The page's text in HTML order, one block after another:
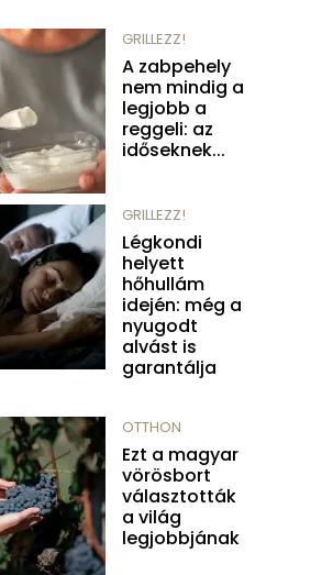
GRILLEZZ!
A zabpehely
nem mindig a
legjobb a
reggeli: az
időseknek...
GRILLEZZ!
Légkondi
helyett
hőhullám
idején: még a
nyugodt
alvást is
garantálja
OTTHON
Ezt a magyar
vörösbort
választották
a világ
legjobbjának